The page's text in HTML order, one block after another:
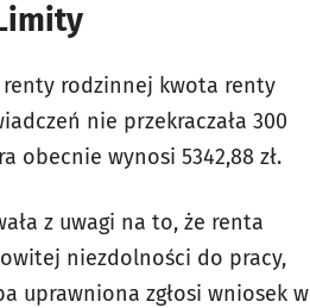
rodzinnej kwota renty
nie przekraczała 300
obecnie wynosi 5342,88 zł.
z uwagi na to, że renta
niezdolności do pracy,
uprawniona zgłosi wniosek w